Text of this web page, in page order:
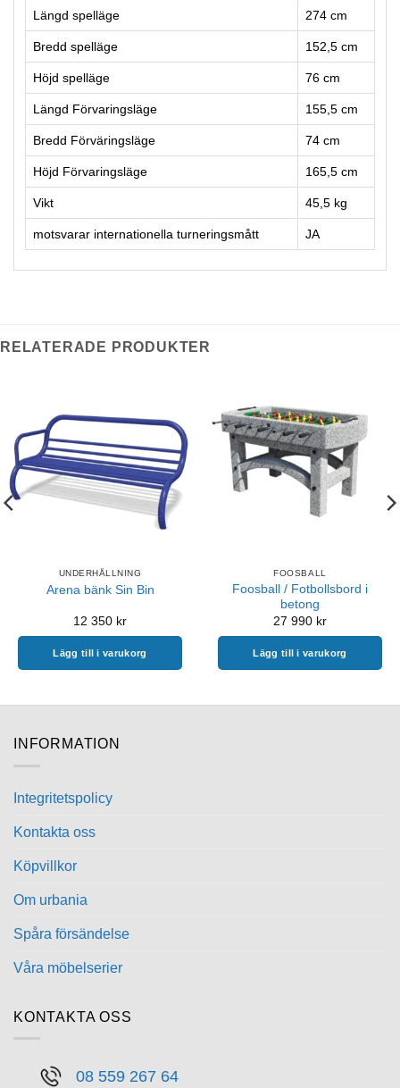
Längd spelläge 274 cm
Bredd spelläge 152,5 cm
Höjd spelläge 76 cm
Längd Förvaringsläge 155,5 cm
Bredd Förväringsläge 74 cm
Höjd Förvaringsläge 165,5 cm
Vikt 45,5 kg
motsvarar internationella turneringsmått JA
RELATERADE PRODUKTER
UNDERHÅLLNING
Arena bänk Sin Bin
12 350 kr
Lägg till i varukorg
FOOSBALL
Foosball / Fotbollsbord i
betong
27 990 kr
Lägg till i varukorg
INFORMATION
Integritetspolicy
Kontakta oss
Köpvillkor
Om urbania
Spåra försändelse
Våra möbelserier
KONTAKTA OSS
08 559 267 64